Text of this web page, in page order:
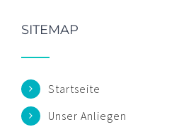
SITEMAP
Startseite
Unser Anliegen